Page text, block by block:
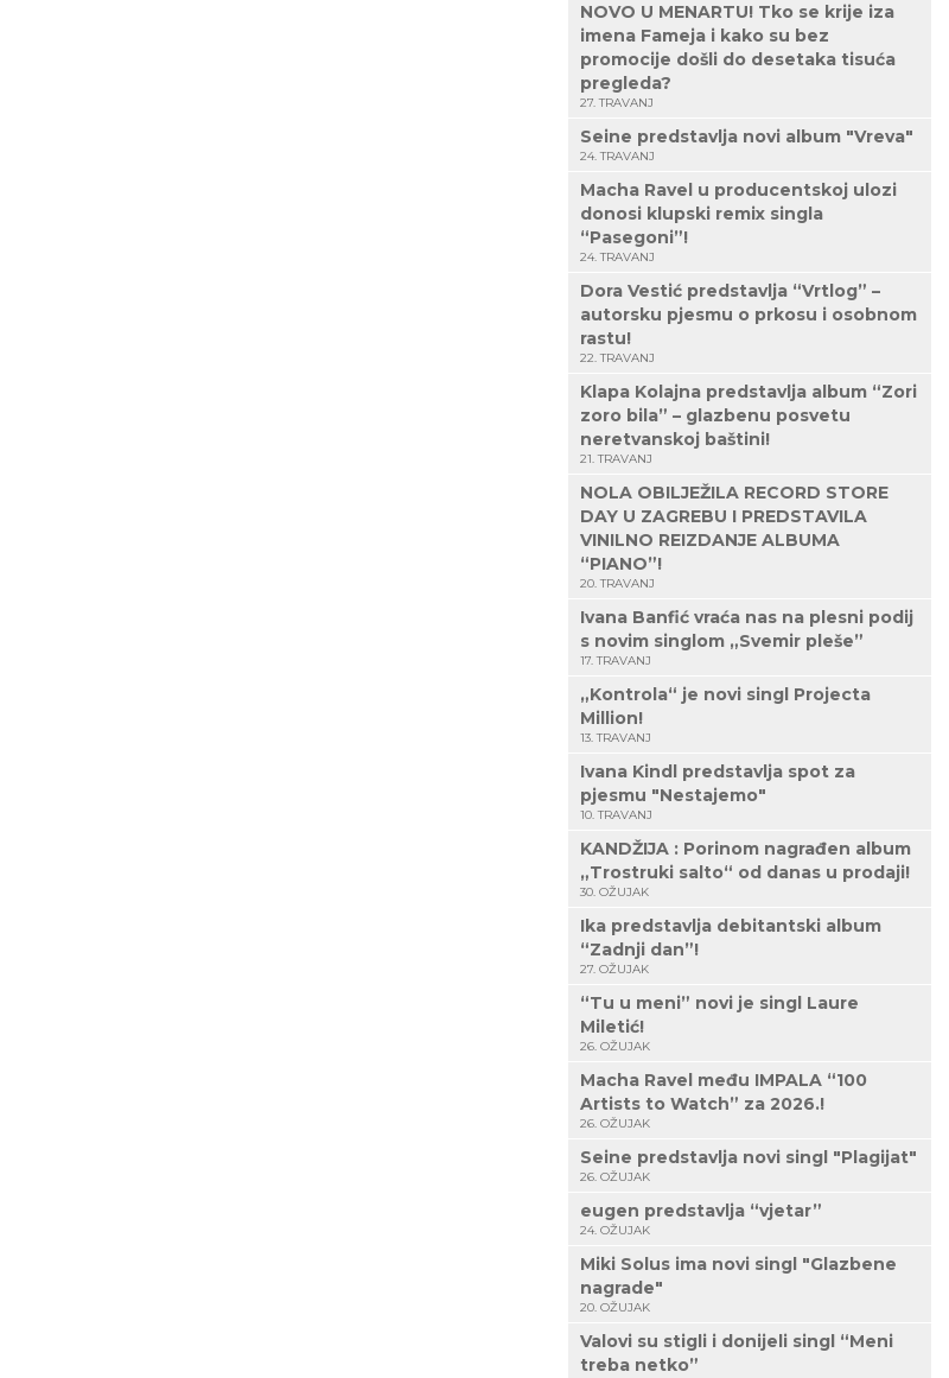
NOVO U MENARTU! Tko se krije iza
imena Fameja i kako su bez
promocije došli do desetaka tisuća
pregleda?
27. TRAVANJ
Seine predstavlja novi album "Vreva"
24. TRAVANJ
Macha Ravel u producentskoj ulozi
donosi klupski remix singla
“Pasegoni”!
24. TRAVANJ
Dora Vestić predstavlja “Vrtlog” –
autorsku pjesmu o prkosu i osobnom
rastu!
22. TRAVANJ
Klapa Kolajna predstavlja album “Zori
zoro bila” – glazbenu posvetu
neretvanskoj baštini!
21. TRAVANJ
NOLA OBILJEŽILA RECORD STORE
DAY U ZAGREBU I PREDSTAVILA
VINILNO REIZDANJE ALBUMA
“PIANO”!
20. TRAVANJ
Ivana Banfić vraća nas na plesni podij
s novim singlom „Svemir pleše”
17. TRAVANJ
„Kontrola“ je novi singl Projecta
Million!
13. TRAVANJ
Ivana Kindl predstavlja spot za
pjesmu "Nestajemo"
10. TRAVANJ
KANDŽIJA : Porinom nagrađen album
„Trostruki salto“ od danas u prodaji!
30. OŽUJAK
Ika predstavlja debitantski album
“Zadnji dan”!
27. OŽUJAK
“Tu u meni” novi je singl Laure
Miletić!
26. OŽUJAK
Macha Ravel među IMPALA “100
Artists to Watch” za 2026.!
26. OŽUJAK
Seine predstavlja novi singl "Plagijat"
26. OŽUJAK
eugen predstavlja “vjetar”
24. OŽUJAK
Miki Solus ima novi singl "Glazbene
nagrade"
20. OŽUJAK
Valovi su stigli i donijeli singl “Meni
treba netko”